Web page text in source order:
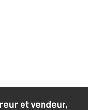
et vendeur,